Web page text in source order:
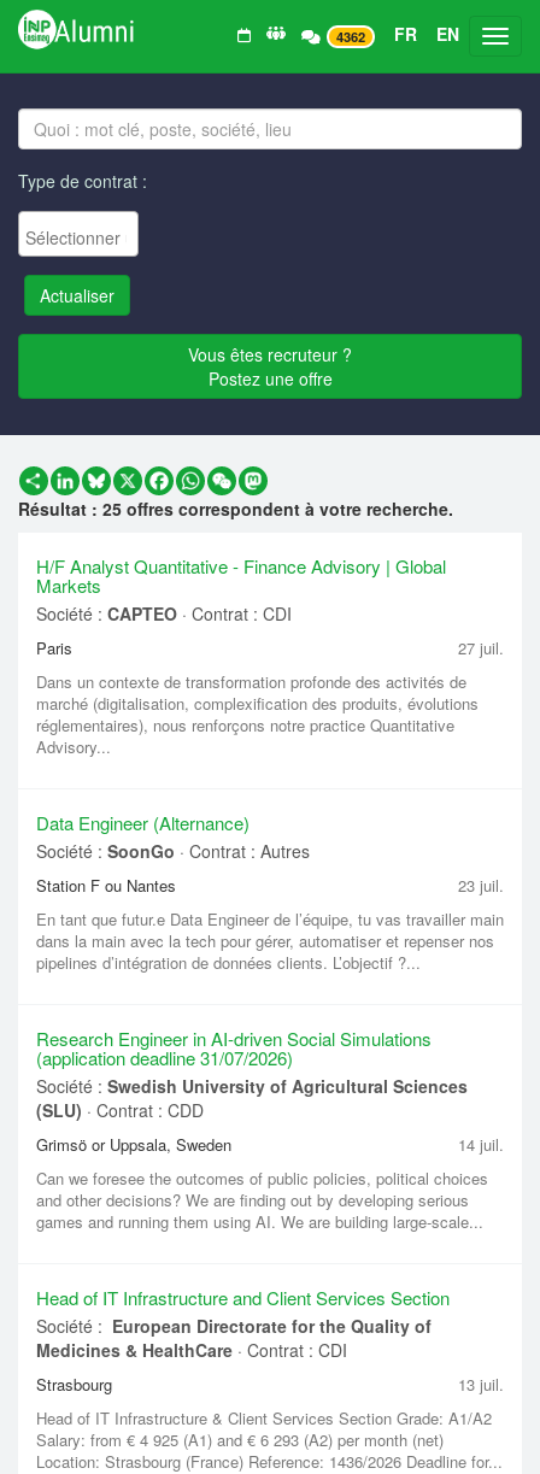
4362 FR EN
Type de contrat :
Vous êtes recruteur ?
Postez une offre
PartagerLinkedIn
Bluesky
X Facebook
WhatsApp
WeChatMastodon
Résultat : 25 offres correspondent à votre recherche.
H/F Analyst Quantitative - Finance Advisory | Global
Markets
Société : CAPTEO · Contrat : CDI
27 juil.
Paris
Dans un contexte de transformation profonde des activités de
marché (digitalisation, complexification des produits, évolutions
réglementaires), nous renforçons notre practice Quantitative
Advisory...
Data Engineer (Alternance)
Société : SoonGo · Contrat : Autres
23 juil.
Station F ou Nantes
En tant que futur.e Data Engineer de l’équipe, tu vas travailler main
dans la main avec la tech pour gérer, automatiser et repenser nos
pipelines d’intégration de données clients. L’objectif ?...
Research Engineer in AI-driven Social Simulations
(application deadline 31/07/2026)
Société : Swedish University of Agricultural Sciences
(SLU) · Contrat : CDD
14 juil.
Grimsö or Uppsala, Sweden
Can we foresee the outcomes of public policies, political choices
and other decisions? We are finding out by developing serious
games and running them using AI. We are building large-scale...
Head of IT Infrastructure and Client Services Section
Société : European Directorate for the Quality of
Medicines & HealthCare · Contrat : CDI
13 juil.
Strasbourg
Head of IT Infrastructure & Client Services Section Grade: A1/A2
Salary: from € 4 925 (A1) and € 6 293 (A2) per month (net)
Location: Strasbourg (France) Reference: 1436/2026 Deadline for...